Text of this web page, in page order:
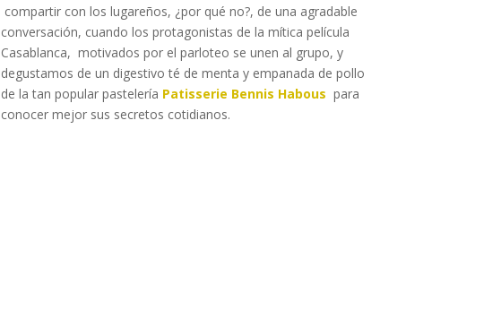
compartir con los lugareños, ¿por qué no?, de una agradable
conversación, cuando los protagonistas de la mítica película
Casablanca, motivados por el parloteo se unen al grupo, y
degustamos de un digestivo té de menta y empanada de pollo
de la tan popular pastelería Patisserie Bennis Habous para
conocer mejor sus secretos cotidianos.